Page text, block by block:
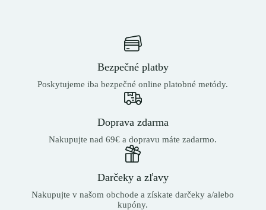
Bezpečné platby
Poskytujeme iba bezpečné online platobné metódy.
Doprava zdarma
Nakupujte nad 69€ a dopravu máte zadarmo.
Darčeky a zľavy
Nakupujte v našom obchode a získate darčeky a/alebo
kupóny.